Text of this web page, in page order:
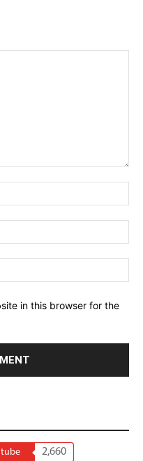
in this browser for the
2,660